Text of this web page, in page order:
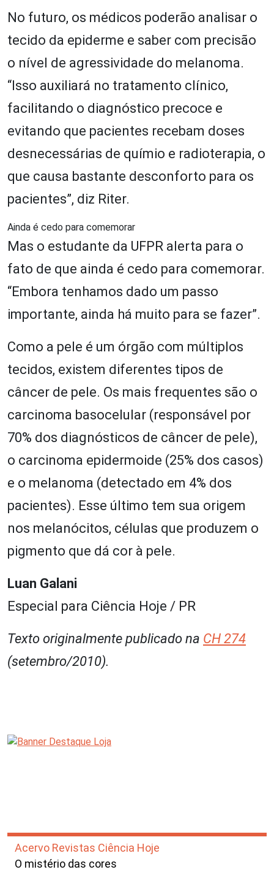
No futuro, os médicos poderão analisar o
tecido da epiderme e saber com precisão
o nível de agressividade do melanoma.
“Isso auxiliará no tratamento clínico,
facilitando o diagnóstico precoce e
evitando que pacientes recebam doses
desnecessárias de químio e radioterapia, o
que causa bastante desconforto para os
pacientes”, diz Riter.
Ainda é cedo para comemorar
Mas o estudante da UFPR alerta para o
fato de que ainda é cedo para comemorar.
“Embora tenhamos dado um passo
importante, ainda há muito para se fazer”.
Como a pele é um órgão com múltiplos
tecidos, existem diferentes tipos de
câncer de pele. Os mais frequentes são o
carcinoma basocelular (responsável por
70% dos diagnósticos de câncer de pele),
o carcinoma epidermoide (25% dos casos)
e o melanoma (detectado em 4% dos
pacientes). Esse último tem sua origem
nos melanócitos, células que produzem o
pigmento que dá cor à pele.
Luan Galani
Especial para Ciência Hoje / PR
Texto originalmente publicado na CH 274
(setembro/2010).
Acervo Revistas Ciência Hoje
O mistério das cores